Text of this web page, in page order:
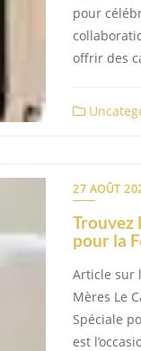
pour
offrir des
27 AOÛT
Trouvez
pour la
Article sur
Mères Le
Spéciale
est